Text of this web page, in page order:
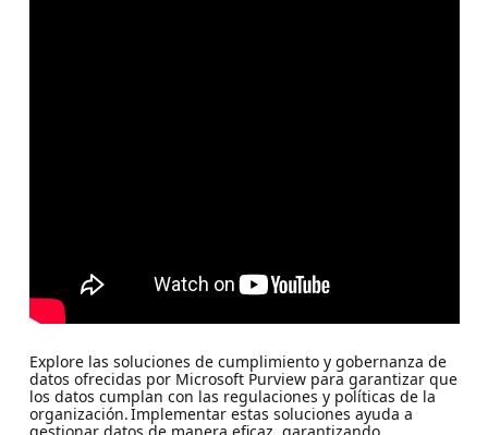
Explore las soluciones de cumplimiento y gobernanza de
datos ofrecidas por Microsoft Purview para garantizar que
los datos cumplan con las regulaciones y políticas de la
organización. Implementar estas soluciones ayuda a
gestionar datos de manera eficaz, garantizando